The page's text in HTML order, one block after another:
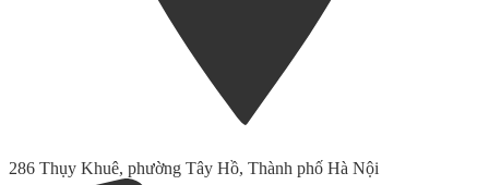
286 Thụy Khuê, phường Tây Hồ, Thành phố Hà Nội